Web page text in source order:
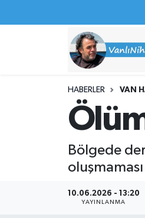
HABERLER VAN
Bölgede
10.06.2026 - 13:20
YAYINLANMA
Haberler
İş İlanları
Etkinlikler
Köşe Yazıları
İpekyolu Nöbetçi
İpekyolu Trafik
Tüm Manşetler
Son Dakika Haberleri